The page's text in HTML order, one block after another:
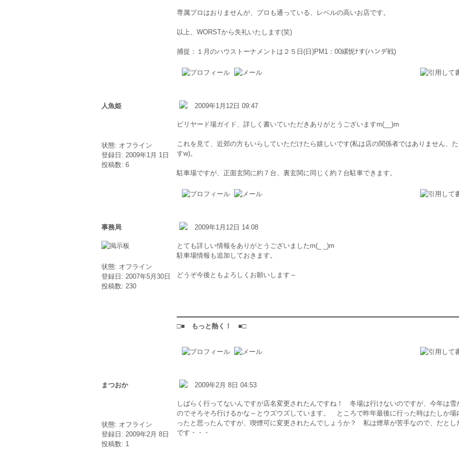
専属プロはおりませんが、プロも通っている、レベルの高いお店です。
以上、WORSTから失礼いたします(笑)
捕捉：１月のハウストーナメントは２５日(日)PM1：00縲怩ﾅす(ハンデ戦)
人魚姫 2009年1月12日 09:47
状態: オフライン
登録日: 2009年1月 1日
投稿数: 6
ビリヤード場ガイド、詳しく書いていただきありがとうございますm(__)m
これを見て、近郊の方もいらしていただけたら嬉しいです(私は店の関係者ではありません、
すw)。
駐車場ですが、正面玄関に約７台、裏玄関に同じく約７台駐車できます。
事務局 2009年1月12日 14:08
状態: オフライン
登録日: 2007年5月30日
投稿数: 230
とても詳しい情報をありがとうございましたm(_ _)m
駐車場情報も追加しておきます。
どうぞ今後ともよろしくお願いします～
□■ もっと熱く！ ■□
まつおか 2009年2月 8日 04:53
状態: オフライン
登録日: 2009年2月 8日
投稿数: 1
しばらく行ってないんですが店名変更されたんですね！ 冬場は行けないのですが、今年は雪
のでそろそろ行けるかな～とウズウズしています。 ところで昨年最後に行った時はたしか場
ったと思ったんですが、喫煙可に変更されたんでしょうか？ 私は煙草が苦手なので、だとし
です・・・